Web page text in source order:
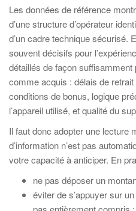
Les données de référence
d’une structure d’opérateur
d’un cadre technique sécurisé.
souvent décisifs pour
détaillés de façon suffisamment
comme acquis : délais de
conditions de bonus, logique
l’appareil utilisé, et qualité du
Il faut donc adopter une lecture
d’information n’est pas
votre capacité à anticiper. En
ne pas déposer un
éviter de s’appuyer sur